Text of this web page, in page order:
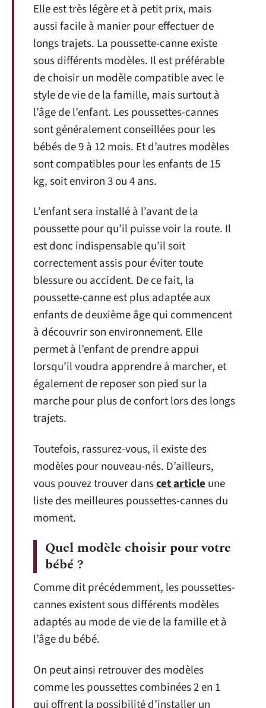
Elle est très légère et à petit prix, mais
aussi facile à manier pour effectuer de
longs trajets. La poussette-canne existe
sous différents modèles. Il est préférable
de choisir un modèle compatible avec le
style de vie de la famille, mais surtout à
l’âge de l’enfant. Les poussettes-cannes
sont généralement conseillées pour les
bébés de 9 à 12 mois. Et d’autres modèles
sont compatibles pour les enfants de 15
kg, soit environ 3 ou 4 ans.
L’enfant sera installé à l’avant de la
poussette pour qu’il puisse voir la route. Il
est donc indispensable qu’il soit
correctement assis pour éviter toute
blessure ou accident. De ce fait, la
poussette-canne est plus adaptée aux
enfants de deuxième âge qui commencent
à découvrir son environnement. Elle
permet à l’enfant de prendre appui
lorsqu’il voudra apprendre à marcher, et
également de reposer son pied sur la
marche pour plus de confort lors des longs
trajets.
Toutefois, rassurez-vous, il existe des
modèles pour nouveau-nés. D’ailleurs,
vous pouvez trouver danscet articleune
liste des meilleures poussettes-cannes du
moment.
Quel modèle choisir pour votre
bébé ?
Comme dit précédemment, les poussettes-
cannes existent sous différents modèles
adaptés au mode de vie de la famille et à
l’âge du bébé.
On peut ainsi retrouver des modèles
comme les poussettes combinées 2 en 1
qui offrent la possibilité d’installer un